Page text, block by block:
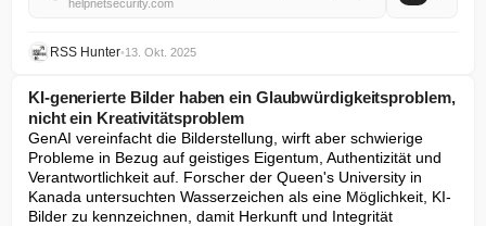
helpnetsecurity.com
RSS Hunter•13. Okt. 2025
KI-generierte Bilder haben ein Glaubwürdigkeitsproblem,
nicht ein Kreativitätsproblem
GenAI vereinfacht die Bilderstellung, wirft aber schwierige
Probleme in Bezug auf geistiges Eigentum, Authentizität und
Verantwortlichkeit auf. Forscher der Queen's University in
Kanada untersuchten Wasserzeichen als eine Möglichkeit, KI-
Bilder zu kennzeichnen, damit Herkunft und Integrität